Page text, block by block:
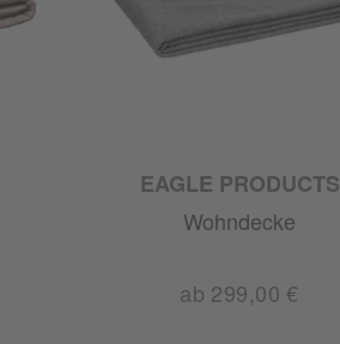
EAGLE PRODUCTS
Wohndecke
ab 299,00 €